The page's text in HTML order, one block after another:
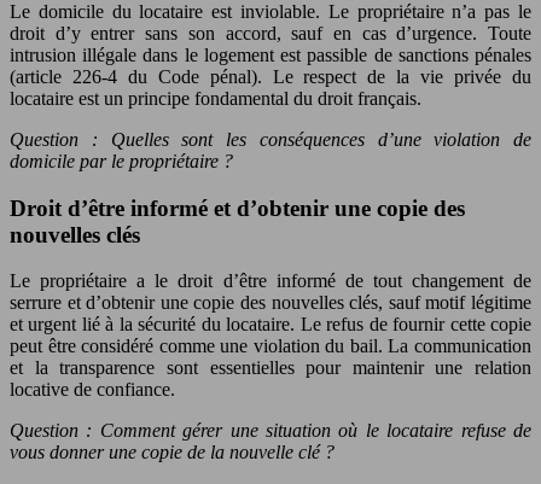
Le domicile du locataire est inviolable. Le propriétaire n’a pas le
droit d’y entrer sans son accord, sauf en cas d’urgence. Toute
intrusion illégale dans le logement est passible de sanctions pénales
(article 226-4 du Code pénal). Le respect de la vie privée du
locataire est un principe fondamental du droit français.
Question : Quelles sont les conséquences d’une violation de
domicile par le propriétaire ?
Droit d’être informé et d’obtenir une copie des
nouvelles clés
Le propriétaire a le droit d’être informé de tout changement de
serrure et d’obtenir une copie des nouvelles clés, sauf motif légitime
et urgent lié à la sécurité du locataire. Le refus de fournir cette copie
peut être considéré comme une violation du bail. La communication
et la transparence sont essentielles pour maintenir une relation
locative de confiance.
Question : Comment gérer une situation où le locataire refuse de
vous donner une copie de la nouvelle clé ?